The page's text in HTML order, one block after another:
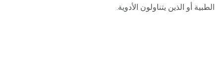
الطبية أو الذين يتناولون الأدوية.